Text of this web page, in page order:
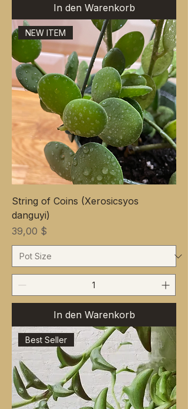
In den Warenkorb
NEW ITEM
String of Coins (Xerosicsyos
danguyi)
Preis
39,00 $
In den Warenkorb
Best Seller